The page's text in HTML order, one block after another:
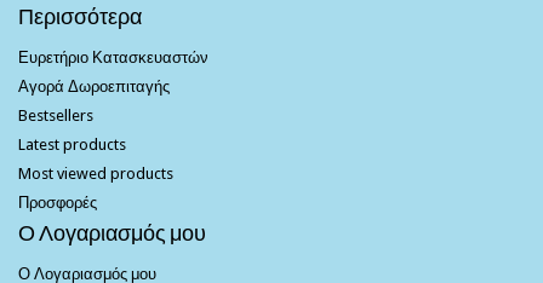
Περισσότερα
Ευρετήριο Κατασκευαστών
Αγορά Δωροεπιταγής
Bestsellers
Latest products
Most viewed products
Προσφορές
Ο Λογαριασμός μου
Ο Λογαριασμός μου